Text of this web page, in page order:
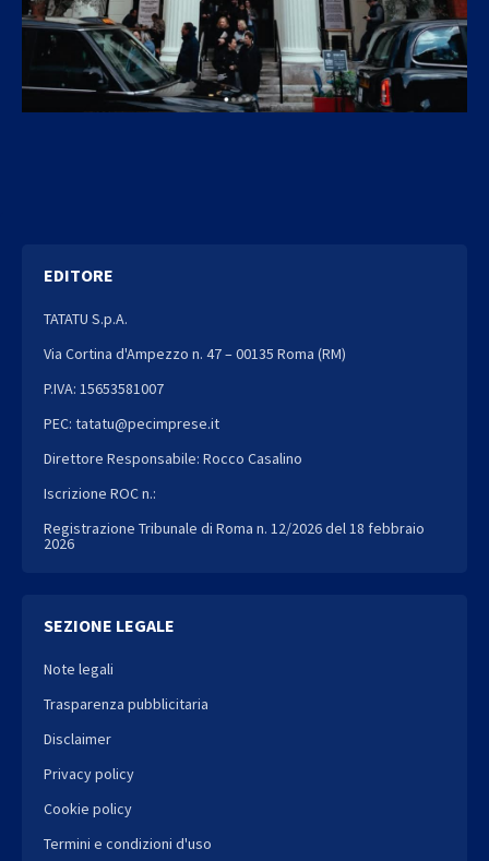
EDITORE
TATATU S.p.A.
Via Cortina d'Ampezzo n. 47 – 00135 Roma (RM)
P.IVA: 15653581007
PEC: tatatu@pecimprese.it
Direttore Responsabile: Rocco Casalino
Iscrizione ROC n.:
Registrazione Tribunale di Roma n. 12/2026 del 18 febbraio
2026
SEZIONE LEGALE
Note legali
Trasparenza pubblicitaria
Disclaimer
Privacy policy
Cookie policy
Termini e condizioni d'uso